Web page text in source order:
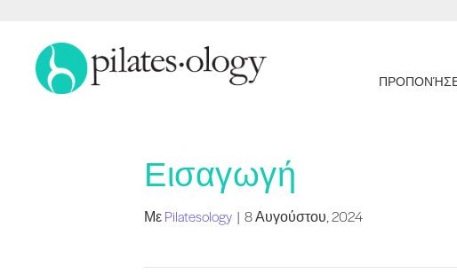
Εισαγωγή
ΜεPilatesology | 8 Αυγούστου, 2024